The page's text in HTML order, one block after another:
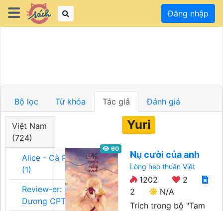
Đăng nhập
Bộ lọc Từ khóa Tác giả Đánh giá
Việt Nam
(724)
Alice - Cà Phê Team
(1)
Review-er: Dương
Dương CPT (1)
Yuri
60
Nụ cười của anh
Lòng heo thuần Việt
1202
2
2
N/A
Trích trong bộ "Tam